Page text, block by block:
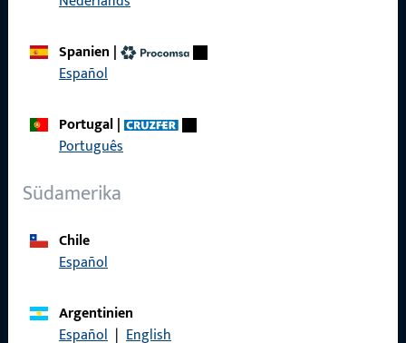
Spanien |
Español
Portugal|
Português
Südamerika
Chile
Español
Argentinien
Español | English
Gretsch-Unitas AG